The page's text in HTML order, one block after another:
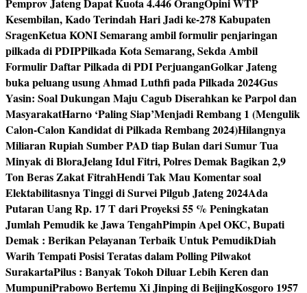
Kesembilan, Kado Terindah Hari Jadi ke-278 Kabupaten
SragenKetua KONI Semarang ambil formulir penjaringan
pilkada di PDIPPilkada Kota Semarang, Sekda Ambil
Formulir Daftar Pilkada di PDI PerjuanganGolkar Jateng
buka peluang usung Ahmad Luthfi pada Pilkada 2024Gus
Yasin: Soal Dukungan Maju Cagub Diserahkan ke Parpol dan
MasyarakatHarno ‘Paling Siap’Menjadi Rembang 1 (Mengulik
Calon-Calon Kandidat di Pilkada Rembang 2024)Hilangnya
Miliaran Rupiah Sumber PAD tiap Bulan dari Sumur Tua
Minyak di BloraJelang Idul Fitri, Polres Demak Bagikan 2,9
Ton Beras Zakat FitrahHendi Tak Mau Komentar soal
Elektabilitasnya Tinggi di Survei Pilgub Jateng 2024Ada
Putaran Uang Rp. 17 T dari Proyeksi 55 % Peningkatan
Jumlah Pemudik ke Jawa TengahPimpin Apel OKC, Bupati
Demak : Berikan Pelayanan Terbaik Untuk PemudikDiah
Warih Tempati Posisi Teratas dalam Polling Pilwakot
SurakartaPilus : Banyak Tokoh Diluar Lebih Keren dan
MumpuniPrabowo Bertemu Xi Jinping di BeijingKosgoro 1957